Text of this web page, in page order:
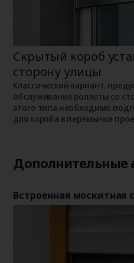
Скрытый короб
сторону улицы
Классический вариант,
обслуживание роллеты со
этого типа необходимо
для короба в перемычке
Дополнительные
Встроенная москитная